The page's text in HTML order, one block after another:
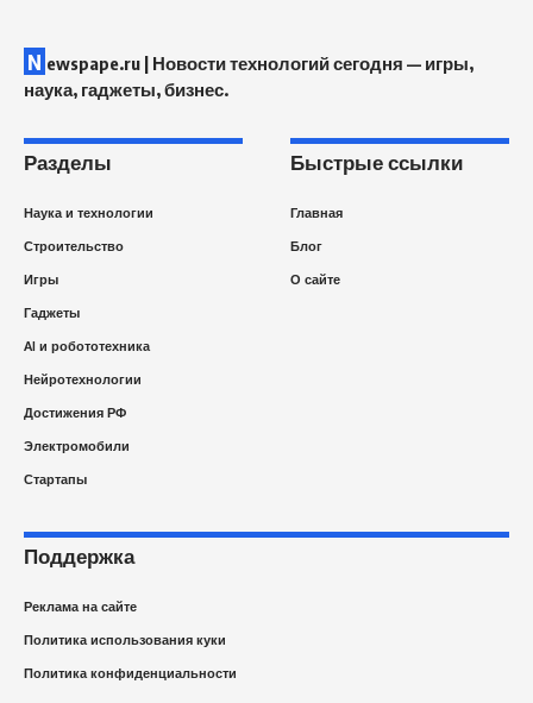
N ewspape.ru | Новости технологий сегодня — игры,
наука, гаджеты, бизнес.
Разделы
Наука и технологии
Строительство
Игры
Гаджеты
AI и робототехника
Нейротехнологии
Достижения РФ
Электромобили
Стартапы
Быстрые ссылки
Главная
Блог
О сайте
Поддержка
Реклама на сайте
Политика использования куки
Политика конфиденциальности